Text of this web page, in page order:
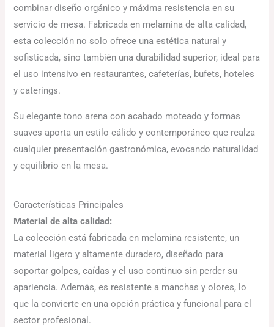
combinar diseño orgánico y máxima resistencia en su
servicio de mesa. Fabricada en melamina de alta calidad,
esta colección no solo ofrece una estética natural y
sofisticada, sino también una durabilidad superior, ideal para
el uso intensivo en restaurantes, cafeterías, bufets, hoteles
y caterings.
Su elegante tono arena con acabado moteado y formas
suaves aporta un estilo cálido y contemporáneo que realza
cualquier presentación gastronómica, evocando naturalidad
y equilibrio en la mesa.
Características Principales
Material de alta calidad:
La colección está fabricada en melamina resistente, un
material ligero y altamente duradero, diseñado para
soportar golpes, caídas y el uso continuo sin perder su
apariencia. Además, es resistente a manchas y olores, lo
que la convierte en una opción práctica y funcional para el
sector profesional.